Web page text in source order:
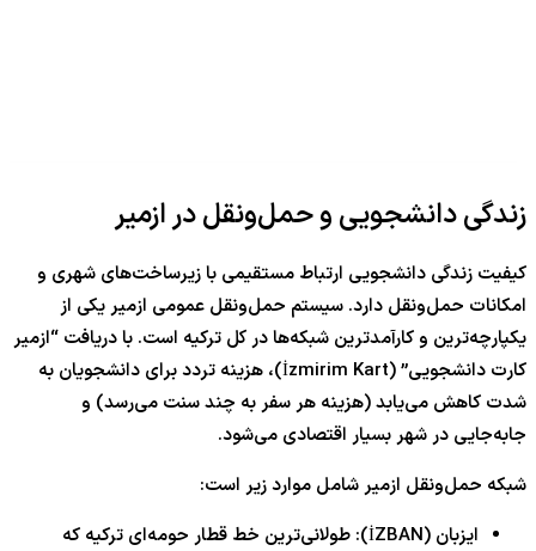
زندگی دانشجویی و حمل‌ونقل در ازمیر
کیفیت زندگی دانشجویی ارتباط مستقیمی با زیرساخت‌های شهری و
امکانات حمل‌ونقل دارد. سیستم حمل‌ونقل عمومی ازمیر یکی از
یکپارچه‌ترین و کارآمدترین شبکه‌ها در کل ترکیه است. با دریافت “ازمیر
کارت دانشجویی” (İzmirim Kart)، هزینه تردد برای دانشجویان به
شدت کاهش می‌یابد (هزینه هر سفر به چند سنت می‌رسد) و
جابه‌جایی در شهر بسیار اقتصادی می‌شود.
شبکه حمل‌ونقل ازمیر شامل موارد زیر است:
ایزبان (İZBAN): طولانی‌ترین خط قطار حومه‌ای ترکیه که